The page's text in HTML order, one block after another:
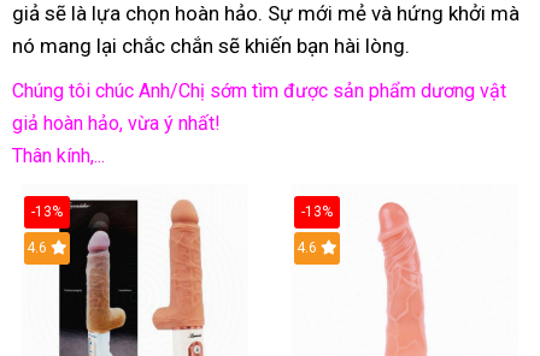
giả sẽ là lựa chọn hoàn hảo. Sự mới mẻ và hứng khởi mà
nó mang lại chắc chắn sẽ khiến bạn hài lòng.
Chúng tôi chúc Anh/Chị sớm tìm được sản phẩm dương vật
giả hoàn hảo, vừa ý nhất!
Thân kính,...
-13%
Hot
4.6
-13%
Hot
4.6